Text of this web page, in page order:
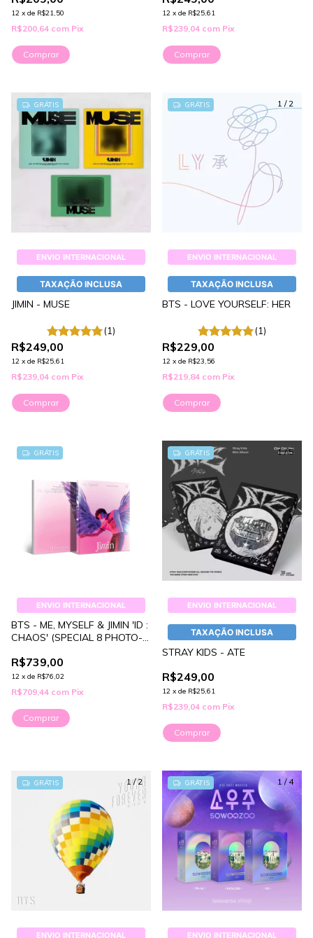
12 x de R$21,50
R$200,64 com Pix
Comprar
12 x de R$25,61
R$239,04 com Pix
Comprar
GRÁTIS
ENVIO INTERNACIONAL
TAXAÇÃO INCLUSA
JIMIN - MUSE
(1)
R$249,00
12 x de R$25,61
R$239,04 com Pix
Comprar
1 / 2
GRÁTIS
ENVIO INTERNACIONAL
TAXAÇÃO INCLUSA
BTS - LOVE YOURSELF: HER
(1)
R$229,00
12 x de R$23,56
R$219,84 com Pix
Comprar
GRÁTIS
ENVIO INTERNACIONAL
BTS - ME, MYSELF & JIMIN 'ID :
CHAOS' (SPECIAL 8 PHOTO-
R$739,00
12 x de R$76,02
R$709,44 com Pix
1/5
GRÁTIS
ENVIO INTERNACIONAL
TAXAÇÃO INCLUSA
STRAY KIDS - ATE
R$249,00
12 x de R$25,61
R$239,04 com Pix
Comprar
1/2
GRÁTIS
ENVIO INTERNACIONAL
1 / 4
GRÁTIS
ENVIO INTERNACIONAL